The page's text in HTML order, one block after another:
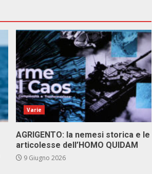
Varie
AGRIGENTO: la nemesi storica e le
articolesse dell’HOMO QUIDAM
9 Giugno 2026